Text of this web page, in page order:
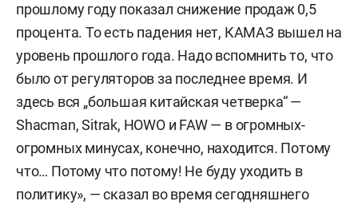
прошлому году показал снижение продаж 0,5
процента. То есть падения нет, КАМАЗ вышел на
уровень прошлого года. Надо вспомнить то, что
было от регуляторов за последнее время. И
здесь вся „большая китайская четверка“ —
Shacman, Sitrak, HOWO и FAW — в огромных-
огромных минусах, конечно, находится. Потому
что… Потому что потому! Не буду уходить в
политику», — сказал во время сегодняшнего